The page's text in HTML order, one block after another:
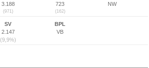
3.188
(971)
723
(162)
NW
SV
2.147
(9,9%)
BPL
VB